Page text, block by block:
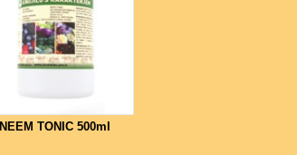
NEEM TONIC 500ml